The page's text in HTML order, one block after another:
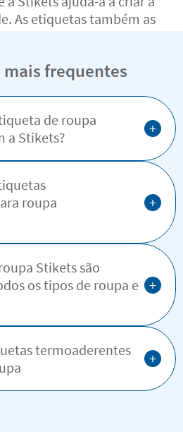
As etiquetas também as
mais frequentes
de roupa
a Stikets?
+
roupa
+
Stikets são
os tipos de roupa e
+
termoaderentes
+